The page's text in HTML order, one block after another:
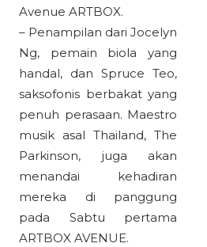
Avenue ARTBOX.
– Penampilan dari Jocelyn
Ng, pemain biola yang
handal, dan Spruce Teo,
saksofonis berbakat yang
penuh perasaan. Maestro
musik asal Thailand, The
Parkinson, juga akan
menandai kehadiran
mereka di panggung
pada Sabtu pertama
ARTBOX AVENUE.